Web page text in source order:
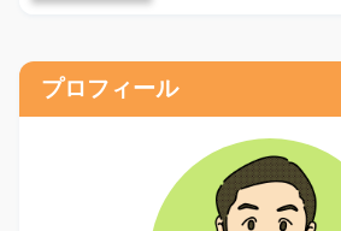
プロフィール